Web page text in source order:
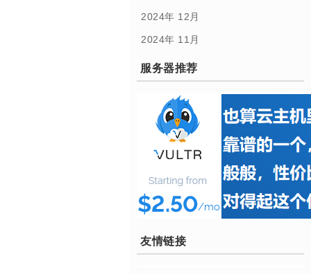
2024年 12月
2024年 11月
服务器推荐
友情链接